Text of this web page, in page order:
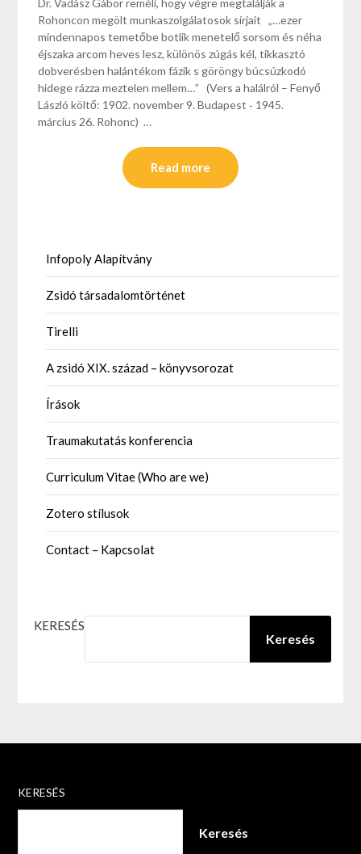
Dr. Vadász Gábor reméli, hogy végre megtalálják a
Rohoncon megölt munkaszolgálatosok sírjait „…ezer
mindennapos temetőbe botlik menetelő sorsom és néha
éjszaka arcom heves lesz, különös zúgás kél, tikkasztó
dobverésben halántékom fázik s göröngy búcsúzkodó
hidege rázza meztelen mellem…” (Vers a halálról – Fenyő
László költő: 1902. november 9. Budapest ‑ 1945.
március 26. Rohonc) …
Read more
Infopoly Alapítvány
Zsidó társadalomtörténet
Tirelli
A zsidó XIX. század – könyvsorozat
Írások
Traumakutatás konferencia
Curriculum Vitae (Who are we)
Zotero stílusok
Contact – Kapcsolat
KERESÉS
Keresés
KERESÉS
Keresés